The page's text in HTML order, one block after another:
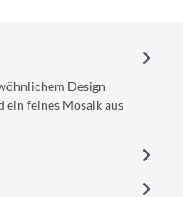
Design
ein feines Mosaik aus